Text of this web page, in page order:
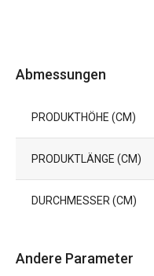
Abmessungen
PRODUKTHÖHE (CM)
PRODUKTLÄNGE (CM)
DURCHMESSER (CM)
Andere Parameter